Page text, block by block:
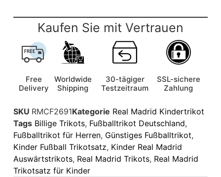
Kaufen Sie mit Vertrauen
Free
Delivery
Worldwide
Shipping
30-tägiger
Testzeitraum
SSL-sichere
Zahlung
SKU RMCF2691Kategorie Real Madrid Kindertrikot
Tags Billige Trikots, Fußballtrikot Deutschland,
Fußballtrikot für Herren, Günstiges Fußballtrikot,
Kinder Fußball Trikotsatz, Kinder Real Madrid
Auswärtstrikots, Real Madrid Trikots, Real Madrid
Trikotsatz für Kinder